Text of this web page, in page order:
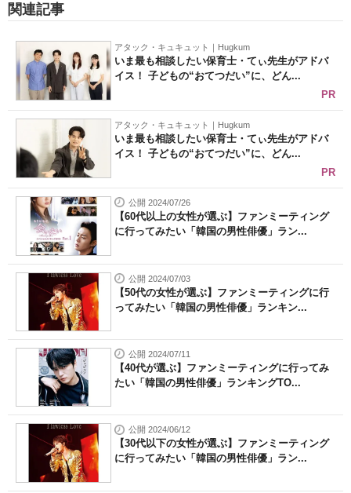
関連記事
アタック・キュキュット｜Hugkum
いま最も相談したい保育士・てぃ先生がアドバ
イス！ 子どもの“おてつだい”に、どん...
PR
アタック・キュキュット｜Hugkum
いま最も相談したい保育士・てぃ先生がアドバ
イス！ 子どもの“おてつだい”に、どん...
PR
公開 2024/07/26
【60代以上の女性が選ぶ】ファンミーティング
に行ってみたい「韓国の男性俳優」ラン...
公開 2024/07/03
【50代の女性が選ぶ】ファンミーティングに行
ってみたい「韓国の男性俳優」ランキン...
公開 2024/07/11
【40代が選ぶ】ファンミーティングに行ってみ
たい「韓国の男性俳優」ランキングTO...
公開 2024/06/12
【30代以下の女性が選ぶ】ファンミーティング
に行ってみたい「韓国の男性俳優」ラン...